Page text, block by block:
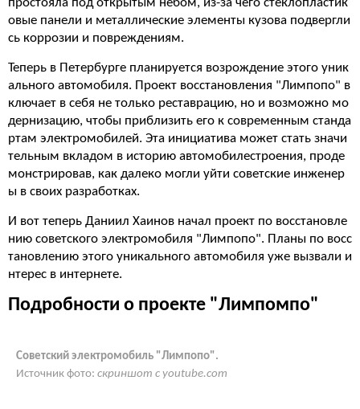
простояла под открытым небом, из-за чего стеклопластик
овые панели и металлические элементы кузова подвергли
сь коррозии и повреждениям.
Теперь в Петербурге планируется возрождение этого уник
ального автомобиля. Проект восстановления "Лимпопо" в
ключает в себя не только реставрацию, но и возможно мо
дернизацию, чтобы приблизить его к современным станда
ртам электромобилей. Эта инициатива может стать значи
тельным вкладом в историю автомобилестроения, проде
монстрировав, как далеко могли уйти советские инженер
ы в своих разработках.
И вот теперь Даниил Хаинов начал проект по восстановле
нию советского электромобиля "Лимпопо". Планы по восс
тановлению этого уникального автомобиля уже вызвали и
нтерес в интернете.
Подробности о проекте "Лимпомпо"
Советский электромобиль "Лимпопо".
Источник фото: скриншот с youtube.com